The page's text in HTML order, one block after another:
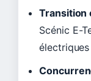
Transition
Scénic E-